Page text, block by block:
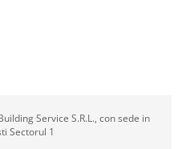
Service S.R.L., con sede in
Sectorul 1